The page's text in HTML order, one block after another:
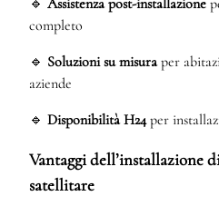
completo
🔹 Soluzioni su misuraper
aziende
🔹 Disponibilità H24per
Vantaggi dell’installazione
satellitare